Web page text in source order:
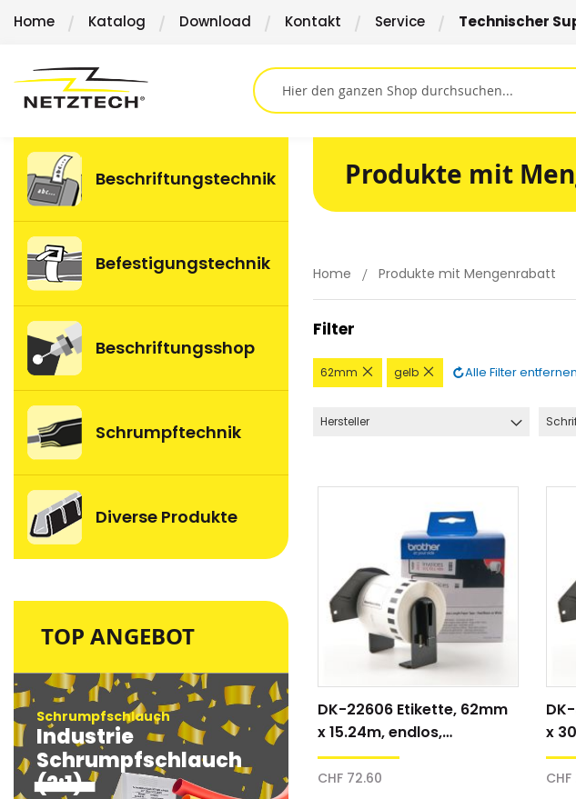
Direkt
Home Katalog Download Kontakt Service Technischer
TOP ANGEBOT
Schrumpfschlauch
Industrie
Schrumpfschlauch
(2:1)
Schrumpfschlauch
Industrie
Schrumpfschlauch
(2:1)
Beschriftungstechnik
Befestigungstechnik
Beschriftungsshop
Schrumpftechnik
Diverse Produkte
Produkte mit
Home Produkte mit Mengenrabatt
Filter
62mm
Diesen
Artikel
gelb
Diesen
Artikel
Alle Filter entfernen
Hersteller
DK-22606 Etikette, 62mm
x 15.24m, endlos,
gelb/schwarz
CHF 72.60
x